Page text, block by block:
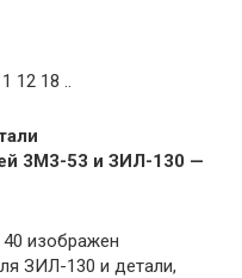
12 18 ..
3M3-53 и ЗИЛ-130 —
изображен
ЗИЛ-130 и детали,